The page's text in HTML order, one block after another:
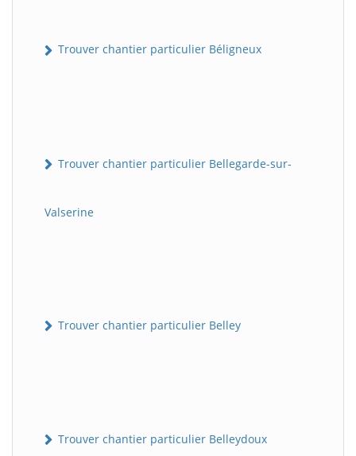
Trouver chantier particulier Béligneux
Trouver chantier particulier Bellegarde-sur-
Valserine
Trouver chantier particulier Belley
Trouver chantier particulier Belleydoux